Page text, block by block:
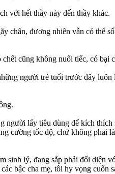
với hết thầy này đến thầy khác.
chân, đương nhiên vẫn có thể
cũng không nuối tiếc, có bại
người trẻ tuổi trước đây luôn
lấy tiêu dùng để kích thích
cường tốc độ, chứ không phải
sinh lý, đang sắp phải đối diện
bậc cha mẹ, tôi hy vọng cuốn